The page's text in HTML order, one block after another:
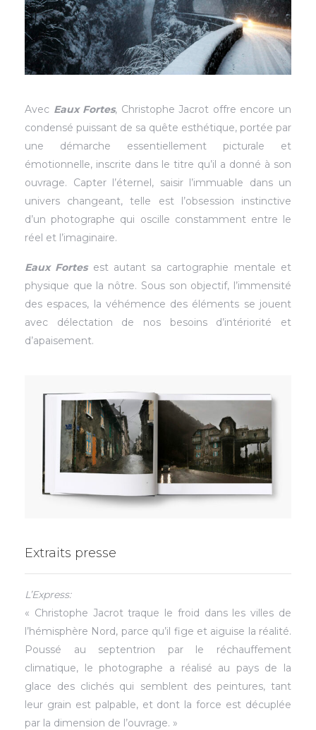
Avec Eaux Fortes, Christophe Jacrot offre encore un
condensé puissant de sa quête esthétique, portée par
une démarche essentiellement picturale et
émotionnelle, inscrite dans le titre qu’il a donné à son
ouvrage. Capter l’éternel, saisir l’immuable dans un
univers changeant, telle est l’obsession instinctive
d’un photographe qui oscille constamment entre le
réel et l’imaginaire.
Eaux Fortesest autant sa cartographie mentale et
physique que la nôtre. Sous son objectif, l’immensité
des espaces, la véhémence des éléments se jouent
avec délectation de nos besoins d’intériorité et
d’apaisement.
Extraits presse
L’Express:
« Christophe Jacrot traque le froid dans les villes de
l’hémisphère Nord, parce qu’il fige et aiguise la réalité.
Poussé au septentrion par le réchauffement
climatique, le photographe a réalisé au pays de la
glace des clichés qui semblent des peintures, tant
leur grain est palpable, et dont la force est décuplée
par la dimension de l’ouvrage. »